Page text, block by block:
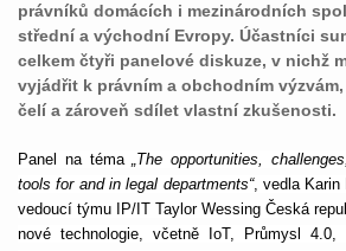
právníků domácích i mezinárodních
střední a východní Evropy. Účastníci
celkem čtyři panelové diskuze, v nichž
vyjádřit k právním a obchodním
čelí a zároveň sdílet vlastní zkušenosti.
Panel na téma„The opportunities,
tools for and in legal departments“, vedla Karin
vedoucí týmu IP/IT Taylor Wessing Česká
nové technologie, včetně IoT, Průmysl